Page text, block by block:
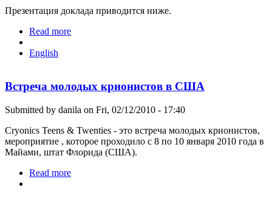
Презентация доклада приводится ниже.
Read more
English
Встреча молодых крионистов в США
Submitted by danila on Fri, 02/12/2010 - 17:40
Cryonics Teens & Twenties - это встреча молодых крионистов,
мероприятие , которое проходило c 8 по 10 января 2010 года в
Майами, штат Флорида (США).
Read more